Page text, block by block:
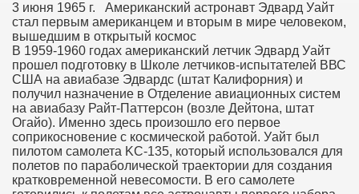
3 июня 1965 г. Американский астронавт Эдвард Уайт
стал первым американцем и вторым в мире человеком,
вышедшим в открытый космос
В 1959-1960 годах американский летчик Эдвард Уайт
прошел подготовку в Школе летчиков-испытателей ВВС
США на авиабазе Эдвардс (штат Калифорния) и
получил назначение в Отделение авиационных систем
на авиабазу Райт-Паттерсон (возле Дейтона, штат
Огайо). Именно здесь произошло его первое
соприкосновение с космической работой. Уайт был
пилотом самолета KC-135, который использовался для
полетов по параболической траектории для создания
кратковременной невесомости. В его самолете